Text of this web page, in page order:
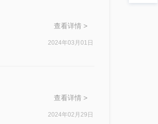
查看详情 >
2024年03月01日
查看详情 >
2024年02月29日